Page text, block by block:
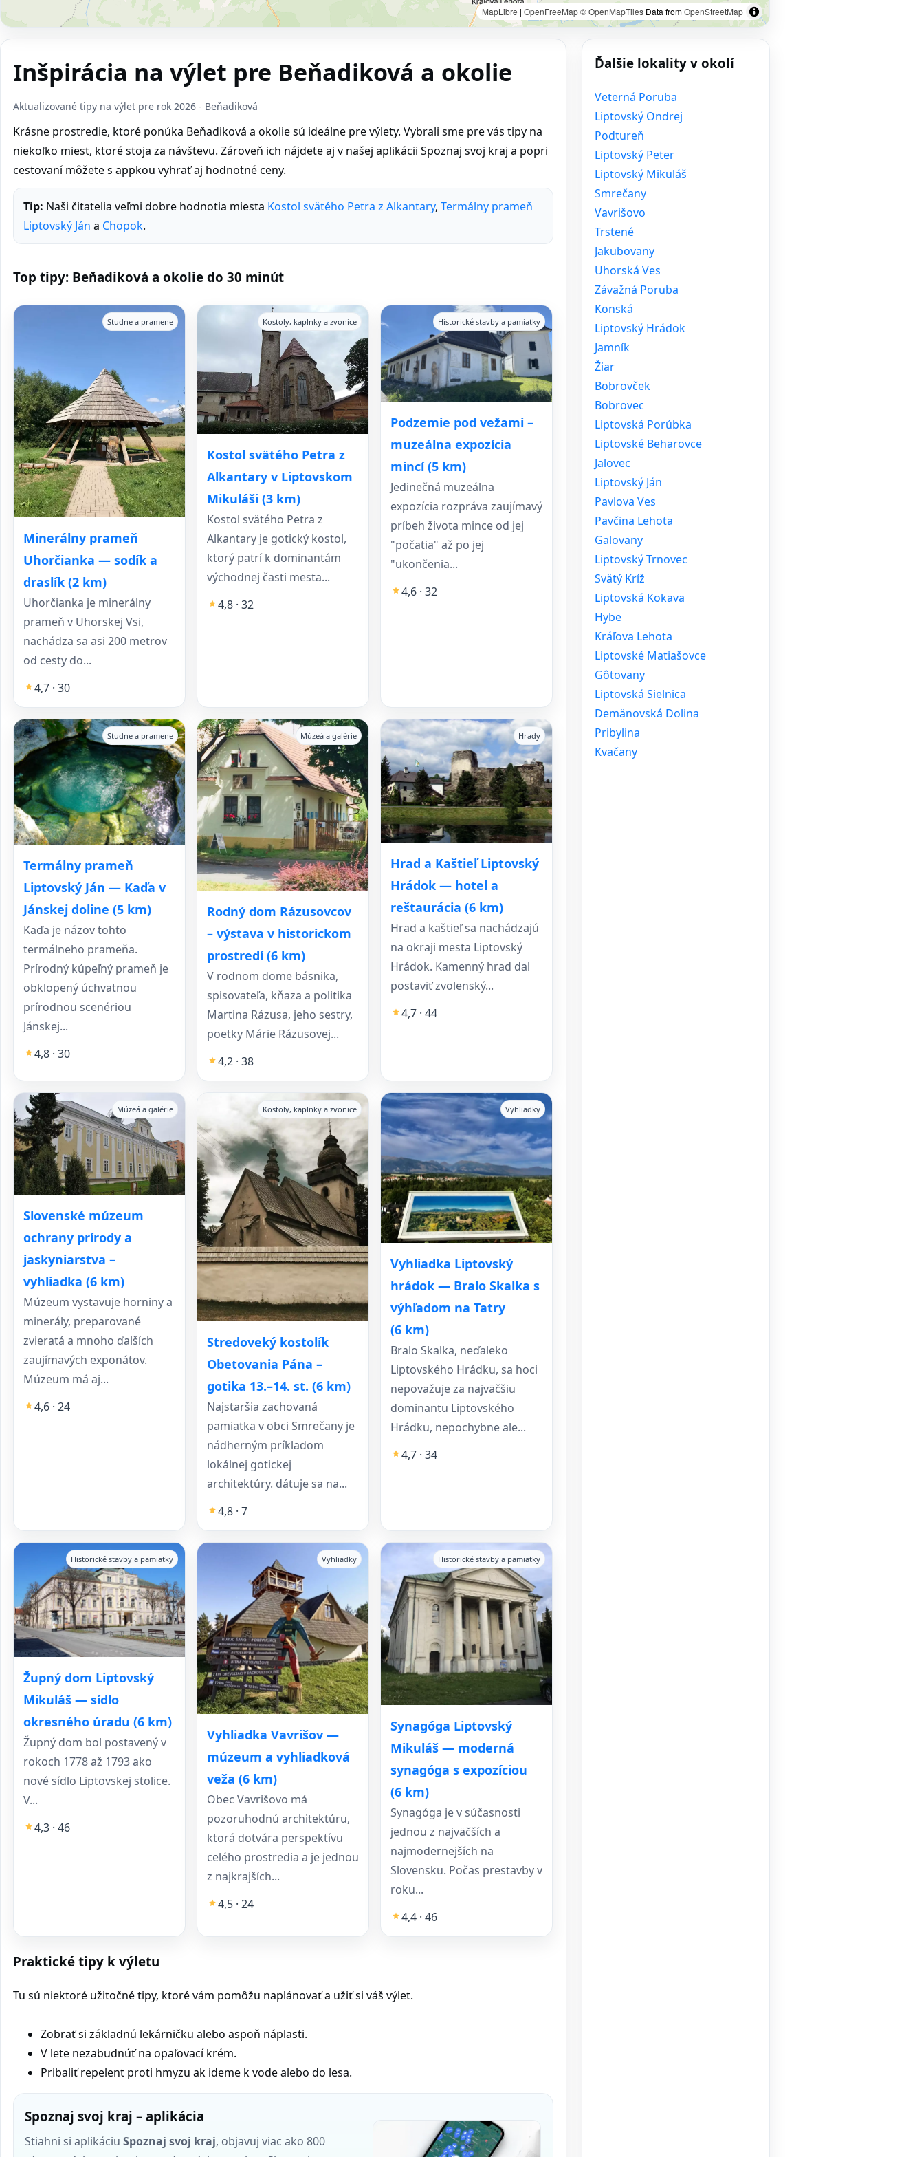
MapLibre | OpenFreeMap© OpenMapTiles Data fromOpenStreetMap
Inšpirácia na výlet pre Beňadiková a okolie
Aktualizované tipy na výlet pre rok 2026 - Beňadiková
Krásne prostredie, ktoré ponúka Beňadiková a okolie sú ideálne pre výlety. Vybrali sme pre vás tipy na
niekoľko miest, ktoré stoja za návštevu. Zároveň ich nájdete aj v našej aplikácii Spoznaj svoj kraj a popri
cestovaní môžete s appkou vyhrať aj hodnotné ceny.
Tip: Naši čitatelia veľmi dobre hodnotia miesta Kostol svätého Petra z Alkantary, Termálny prameň
Liptovský Ján a Chopok.
Top tipy: Beňadiková a okolie do 30 minút
Minerálny prameň
Uhorčianka — sodík a
draslík (2 km)
Studne a pramene
Uhorčianka je minerálny
prameň v Uhorskej Vsi,
nachádza sa asi 200 metrov
od cesty do...
4,7 · 30
Kostol svätého Petra z
Alkantary v Liptovskom
Mikuláši (3 km)
Kostoly, kaplnky a zvonice
Kostol svätého Petra z
Alkantary je gotický kostol,
ktorý patrí k dominantám
východnej časti mesta...
4,8 · 32
Podzemie pod vežami –
muzeálna expozícia
mincí (5 km)
Historické stavby a pamiatky
Jedinečná muzeálna
expozícia rozpráva zaujímavý
príbeh života mince od jej
"počatia" až po jej
"ukončenia...
4,6 · 32
Termálny prameň
Liptovský Ján — Kaďa v
Jánskej doline (5 km)
Studne a pramene
Kaďa je názov tohto
termálneho prameňa.
Prírodný kúpeľný prameň je
obklopený úchvatnou
prírodnou scenériou
Jánskej...
4,8 · 30
Rodný dom Rázusovcov
– výstava v historickom
prostredí (6 km)
Múzeá a galérie
V rodnom dome básnika,
spisovateľa, kňaza a politika
Martina Rázusa, jeho sestry,
poetky Márie Rázusovej...
4,2 · 38
Hrad a Kaštieľ Liptovský
Hrádok — hotel a
reštaurácia (6 km)
Hrady
Hrad a kaštieľ sa nachádzajú
na okraji mesta Liptovský
Hrádok. Kamenný hrad dal
postaviť zvolenský...
4,7 · 44
Slovenské múzeum
ochrany prírody a
jaskyniarstva –
vyhliadka (6 km)
Múzeá a galérie
Múzeum vystavuje horniny a
minerály, preparované
zvieratá a mnoho ďalších
zaujímavých exponátov.
Múzeum má aj...
4,6 · 24
Stredoveký kostolík
Obetovania Pána –
gotika 13.–14. st. (6 km)
Kostoly, kaplnky a zvonice
Najstaršia zachovaná
pamiatka v obci Smrečany je
nádherným príkladom
lokálnej gotickej
architektúry. dátuje sa na...
4,8 · 7
Vyhliadka Liptovský
hrádok — Bralo Skalka s
výhľadom na Tatry
(6 km)
Vyhliadky
Bralo Skalka, neďaleko
Liptovského Hrádku, sa hoci
nepovažuje za najväčšiu
dominantu Liptovského
Hrádku, nepochybne ale...
4,7 · 34
Župný dom Liptovský
Mikuláš — sídlo
okresného úradu (6 km)
Historické stavby a pamiatky
Župný dom bol postavený v
rokoch 1778 až 1793 ako
nové sídlo Liptovskej stolice.
V...
4,3 · 46
Vyhliadka Vavrišov —
múzeum a vyhliadková
veža (6 km)
Vyhliadky
Obec Vavrišovo má
pozoruhodnú architektúru,
ktorá dotvára perspektívu
celého prostredia a je jednou
z najkrajších...
4,5 · 24
Synagóga Liptovský
Mikuláš — moderná
synagóga s expozíciou
(6 km)
Historické stavby a pamiatky
Synagóga je v súčasnosti
jednou z najväčších a
najmodernejších na
Slovensku. Počas prestavby v
roku...
4,4 · 46
Praktické tipy k výletu
Tu sú niektoré užitočné tipy, ktoré vám pomôžu naplánovať a užiť si váš výlet.
Zobrať si základnú lekárničku alebo aspoň náplasti.
V lete nezabudnúť na opaľovací krém.
Pribaliť repelent proti hmyzu ak ideme k vode alebo do lesa.
Spoznaj svoj kraj – aplikácia
Stiahni si aplikáciu Spoznaj svoj kraj, objavuj viac ako 800
Ďalšie lokality v okolí
Veterná Poruba
Liptovský Ondrej
Podtureň
Liptovský Peter
Liptovský Mikuláš
Smrečany
Vavrišovo
Trstené
Jakubovany
Uhorská Ves
Závažná Poruba
Konská
Liptovský Hrádok
Jamník
Žiar
Bobrovček
Bobrovec
Liptovská Porúbka
Liptovské Beharovce
Jalovec
Liptovský Ján
Pavlova Ves
Pavčina Lehota
Galovany
Liptovský Trnovec
Svätý Kríž
Liptovská Kokava
Hybe
Kráľova Lehota
Liptovské Matiašovce
Gôtovany
Liptovská Sielnica
Demänovská Dolina
Pribylina
Kvačany